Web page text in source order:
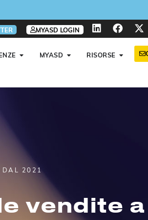
MYASD LOGIN
MYASD RISORSE
DAL 2021
vendite a